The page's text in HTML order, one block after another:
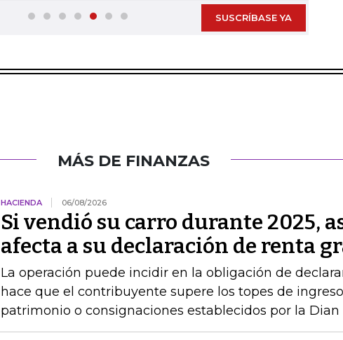
SUSCRÍBASE YA
MÁS DE FINANZAS
HACIENDA 06/08/2026
Si vendió su carro durante 2025,
afecta a su declaración de renta
La operación puede incidir en la obligación de
hace que el contribuyente supere los topes de
patrimonio o consignaciones establecidos por la Dian